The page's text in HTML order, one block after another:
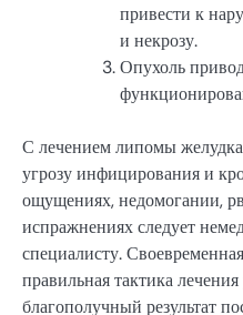
привести к
и некрозу.
Опухоль
С лечением липомы желудка
угрозу инфицирования и
ощущениях, недомогании,
испражнениях следует
специалисту.
правильная тактика
благополучный результат